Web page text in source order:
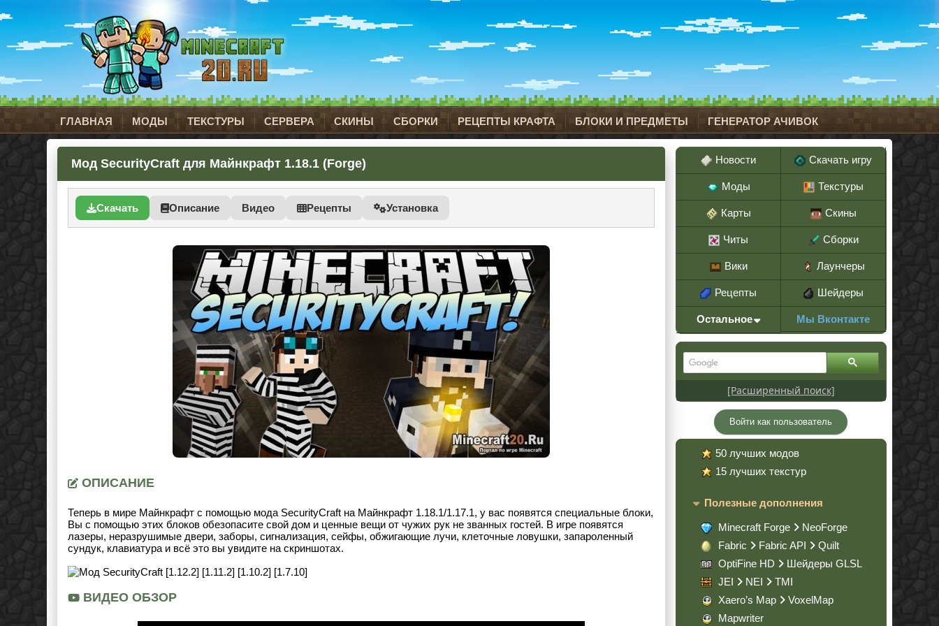
ГЛАВНАЯ МОДЫ ТЕКСТУРЫ СЕРВЕРА СКИНЫ СБОРКИ РЕЦЕПТЫ КРАФТА БЛОКИ И ПРЕДМЕТЫ ГЕНЕРАТОР АЧИВОК
Мод SecurityCraft для Майнкрафт 1.18.1 (Forge)
Скачать Описание Видео Рецепты Установка
ОПИСАНИЕ
Теперь в мире Майнкрафт с помощью мода SecurityCraft на Майнкрафт 1.18.1/1.17.1, у вас появятся специальные блоки,
Вы с помощью этих блоков обезопасите свой дом и ценные вещи от чужих рук не званных гостей. В игре появятся
лазеры, неразрушимые двери, заборы, сигнализация, сейфы, обжигающие лучи, клеточные ловушки, запароленный
сундук, клавиатура и всё это вы увидите на скриншотах.
ВИДЕО ОБЗОР
Новости Скачать игру
Моды Текстуры
Карты Скины
Читы Сборки
Вики Лаунчеры
Рецепты Шейдеры
Остальное Мы Вконтакте
[Расширенный поиск]
Войти как пользователь
50 лучших модов
15 лучших текстур
Полезные дополнения
Minecraft Forge
NeoForge
Fabric
Fabric API
Quilt
OptiFine HD
Шейдеры GLSL
JEI
NEI
TMI
Xaero’s Map
VoxelMap
Mapwriter